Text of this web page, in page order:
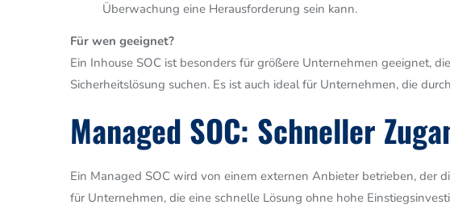
Überwachung eine Herausforderung sein kann.
Für wen geeignet?
Ein Inhouse SOC ist besonders für größere Unternehmen geeignet,
Sicherheitslösung suchen. Es ist auch ideal für Unternehmen, die
Managed SOC: Schneller
Ein Managed SOC wird von einem externen Anbieter betrieben, der
für Unternehmen, die eine schnelle Lösung ohne hohe